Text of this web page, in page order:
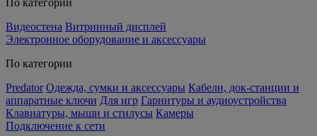
По категории
Видеостена Витринный дисплей
Электронное оборудование и аксессуары
По категории
Predator Одежда, сумки и аксессуары Кабели, док-станции и
аппаратные ключи Для игр Гарнитуры и аудиоустройства
Клавиатуры, мыши и стилусы Камеры
Подключение к сети